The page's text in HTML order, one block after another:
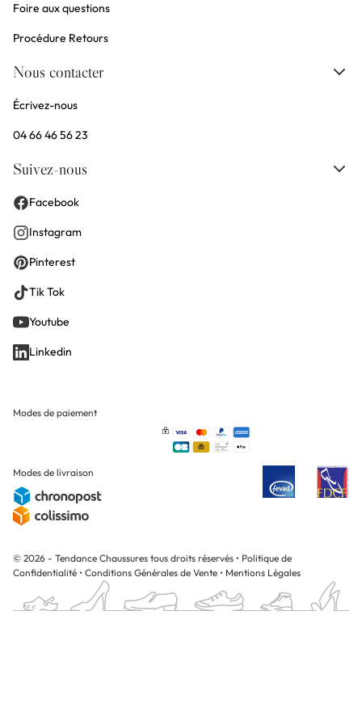
Foire aux questions
Procédure Retours
Nous contacter
Écrivez-nous
04 66 46 56 23
Suivez-nous
Facebook
Instagram
Pinterest
Tik Tok
Youtube
Linkedin
Modes de paiement
Modes de livraison
© 2026 - Tendance Chaussures tous droits réservés • Politique de
Confidentialité • Conditions Générales de Vente • Mentions Légales